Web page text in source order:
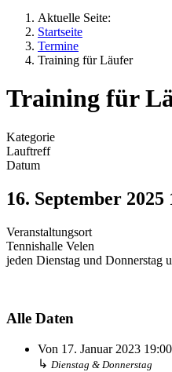
Aktuelle Seite:
Startseite
Termine
Training für Läufer
Training für
Kategorie
Lauftreff
Datum
16. September 2025
Veranstaltungsort
Tennishalle Velen
jeden Dienstag und Donnerstag
Alle Daten
Von 17. Januar 2023 19:00
↳ Dienstag & Donnerstag